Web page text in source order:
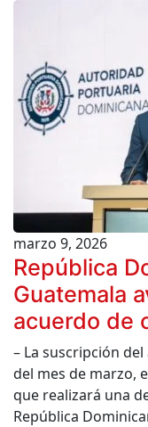
marzo 9, 2026
República
Guatemala
acuerdo de
– La suscripción
del mes de marzo,
que realizará una
República